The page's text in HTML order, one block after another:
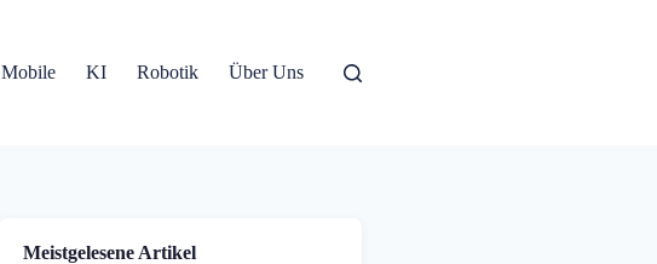
Mobile KI Robotik Über Uns
Meistgelesene Artikel